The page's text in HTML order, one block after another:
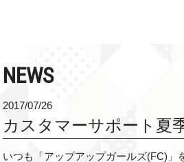
NEWS
2017/07/26
カスタマーサポート夏
いつも「アップアップガールズ(FC)」